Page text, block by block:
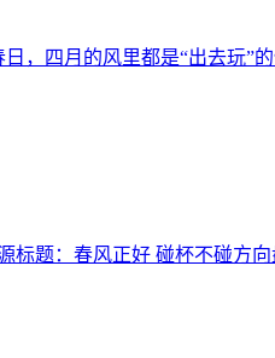
，四月的风里都是“出去玩”
标题：春风正好 碰杯不碰方